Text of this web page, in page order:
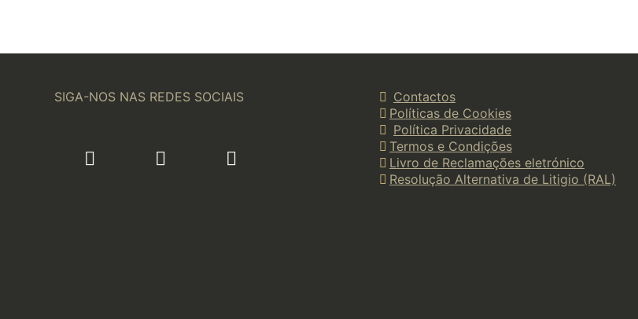
SIGA-NOS NAS REDES SOCIAIS
Contactos
Políticas de Cookies
Política Privacidade
Termos e Condições
Livro de Reclamações eletrónico
Resolução Alternativa de Litigio (RAL)